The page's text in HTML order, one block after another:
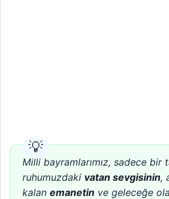
Milli bayramlarımız, sadece bir
ruhumuzdaki vatan sevgisinin,
kalan emanetin ve geleceğe